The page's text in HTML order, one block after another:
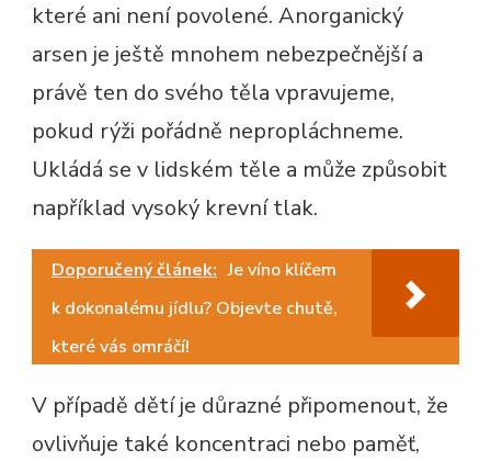
které ani není povolené. Anorganický
arsen je ještě mnohem nebezpečnější a
právě ten do svého těla vpravujeme,
pokud rýži pořádně nepropláchneme.
Ukládá se v lidském těle a může způsobit
například vysoký krevní tlak.
Doporučený článek: Je víno klíčem
k dokonalému jídlu? Objevte chutě,
které vás omráčí!
V případě dětí je důrazné připomenout, že
ovlivňuje také koncentraci nebo paměť,